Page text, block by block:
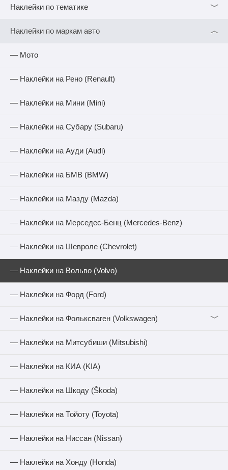
Наклейки по тематике ﹀
Наклейки по маркам авто ︿
— Мото
— Наклейки на Рено (Renault)
— Наклейки на Мини (Mini)
— Наклейки на Субару (Subaru)
— Наклейки на Ауди (Audi)
— Наклейки на БМВ (BMW)
— Наклейки на Мазду (Mazda)
— Наклейки на Мерседес-Бенц (Mercedes-Benz)
— Наклейки на Шевроле (Chevrolet)
— Наклейки на Вольво (Volvo)
— Наклейки на Форд (Ford)
— Наклейки на Фольксваген (Volkswagen) ﹀
— Наклейки на Митсубиши (Mitsubishi)
— Наклейки на КИА (KIA)
— Наклейки на Шкоду (Škoda)
— Наклейки на Тойоту (Toyota)
— Наклейки на Ниссан (Nissan)
— Наклейки на Хонду (Honda)